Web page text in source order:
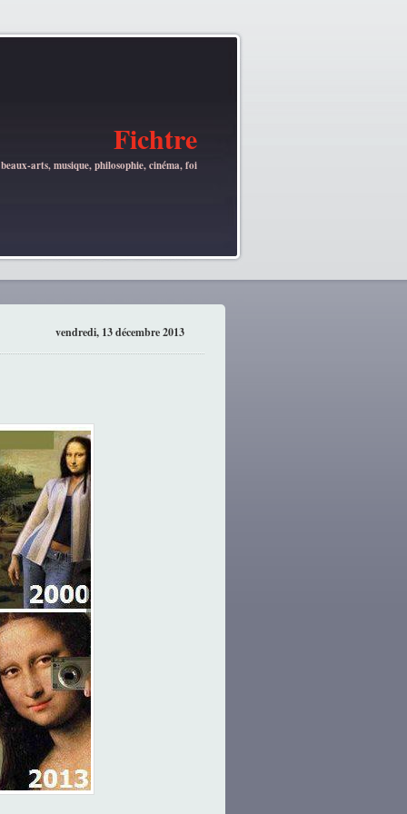
Fichtre
arts, musique, philosophie, cinéma, foi
vendredi, 13 décembre 2013